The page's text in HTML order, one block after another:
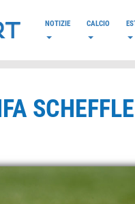
NOTIZIE CALCIO